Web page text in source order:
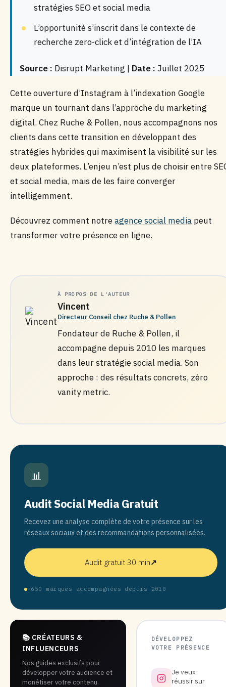
stratégies SEO et social media
L’opportunité s’inscrit dans le contexte de
recherche zero-click et d’intégration de l’IA
Source : Disrupt Marketing | Date : Juillet 2025
Cette ouverture d’Instagram à l’indexation Google
marque un tournant dans l’approche du marketing
digital. Chez Ruche & Pollen, nous accompagnons nos
clients dans cette transition en développant des
stratégies hybrides qui maximisent la visibilité sur les
deux plateformes. L’enjeu n’est plus de choisir entre
et social media, mais de les faire converger
intelligemment.
Découvrez comment notreagence social media peut
transformer votre présence en ligne.
À PROPOS DE L'AUTEUR
Vincent
Directeur Conseil chez Ruche & Pollen
Fondateur de Ruche & Pollen, il
accompagne depuis 2010 les marques
dans leur stratégie social media. Son
approche : des résultats concrets, zéro
vanity metric.
📊
Audit Social Media Gratuit
Recevez une analyse complète de votre présence sur les
réseaux sociaux et des recommandations personnalisées.
Audit gratuit 30 min↗
+650 marques accompagnées depuis 2010
📚 CRÉATEURS &
INFLUENCEURS
Nos guides exclusifs pour
développer votre audience et
monétiser votre contenu.
DÉVELOPPEZ
VOTRE PRÉSENCE
Je veux
réussir sur